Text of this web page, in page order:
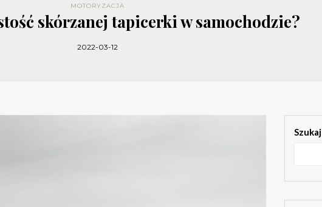
MOTORYZACJA
skórzanej tapicerki w samochodzie?
2022-03-12
Szukaj